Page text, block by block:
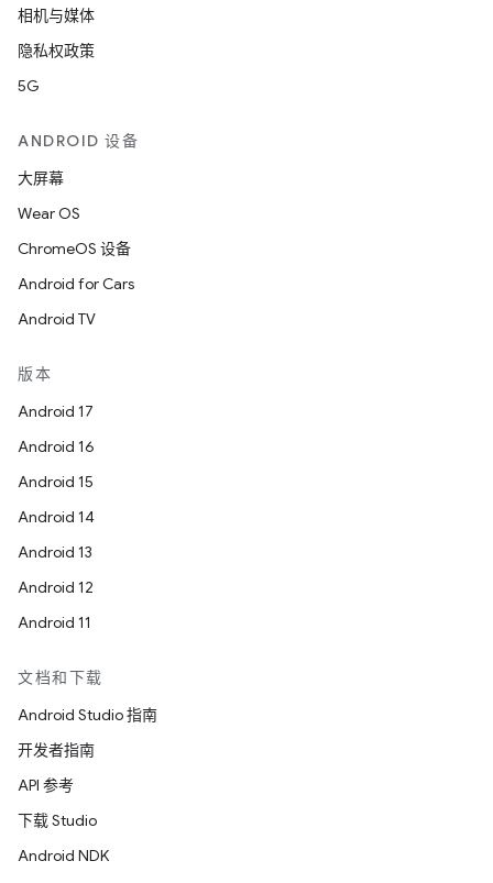
相机与媒体
隐私权政策
5G
ANDROID 设备
大屏幕
Wear OS
ChromeOS 设备
Android for Cars
Android TV
版本
Android 17
Android 16
Android 15
Android 14
Android 13
Android 12
Android 11
文档和下载
Android Studio 指南
开发者指南
API 参考
下载 Studio
Android NDK